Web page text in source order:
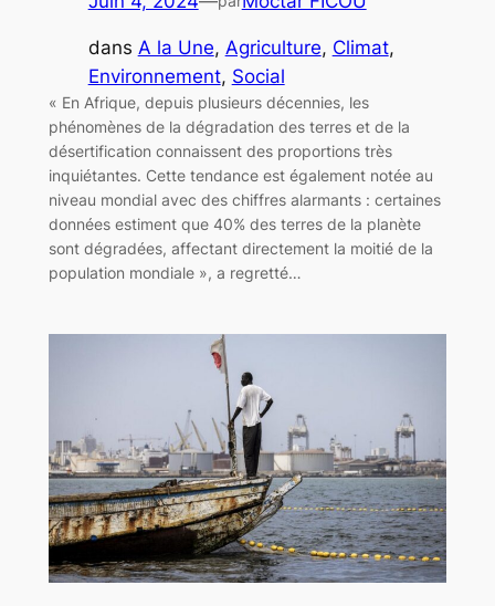
dans A la Une, Agriculture, Climat
Environnement, Social
« En Afrique, depuis plusieurs décennies, les
phénomènes de la dégradation des terres et de la
désertification connaissent des proportions très
inquiétantes. Cette tendance est également notée au
niveau mondial avec des chiffres alarmants : certaines
données estiment que 40% des terres de la planète
sont dégradées, affectant directement la moitié de la
population mondiale », a regretté…